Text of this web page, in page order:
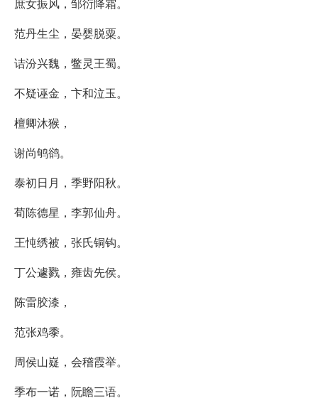
范丹生尘，晏婴脱粟。
诘汾兴魏，鳖灵王蜀。
不疑诬金，卞和泣玉。
檀卿沐猴，
谢尚鸲鹆。
泰初日月，季野阳秋。
荀陈德星，李郭仙舟。
王忳绣被，张氏铜钩。
丁公遽戮，雍齿先侯。
陈雷胶漆，
范张鸡黍。
周侯山嶷，会稽霞举。
季布一诺，阮瞻三语。